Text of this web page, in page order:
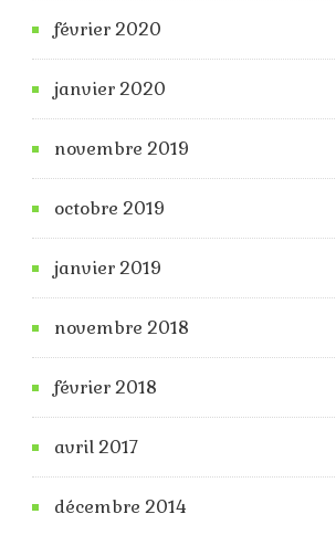
février 2020
janvier 2020
novembre 2019
octobre 2019
janvier 2019
novembre 2018
février 2018
avril 2017
décembre 2014